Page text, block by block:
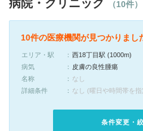
病院・クリニック
（10件）
10件の医療機関が見つかりまし
エリア・駅
西18丁目駅 (1000m)
病気
皮膚の良性腫瘍
名称
なし
詳細条件
なし (曜日や時間帯を
条件変更・